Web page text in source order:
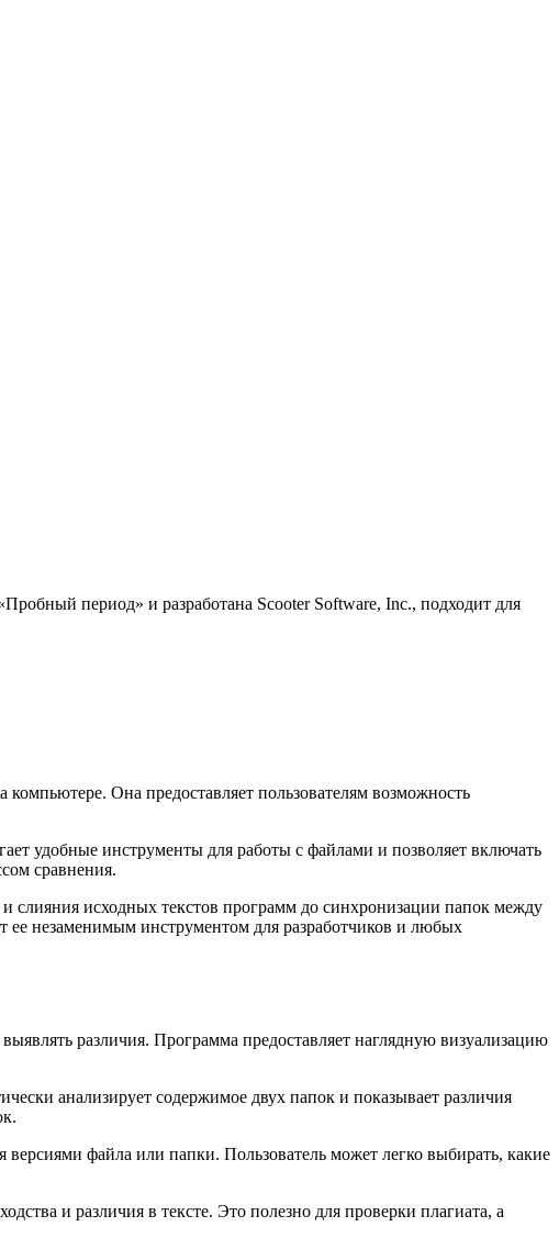
период» и разработана Scooter Software, Inc., подходит для
Она предоставляет пользователям возможность
удобные инструменты для работы с файлами и позволяет включать
сравнения.
слияния исходных текстов программ до синхронизации папок между
ее незаменимым инструментом для разработчиков и любых
различия. Программа предоставляет наглядную визуализацию
анализирует содержимое двух папок и показывает различия
файла или папки. Пользователь может легко выбирать, какие
и различия в тексте. Это полезно для проверки плагиата, а